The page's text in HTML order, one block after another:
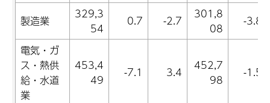
製造業
329,3
54
0.7 -2.7
301,8
08
-3.8
電気・ガ
ス・熱供
給・水道
業
453,4
49
-7.1 3.4
452,7
98
-1.5